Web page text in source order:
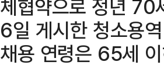
체협약으로 정년 70
6일 게시한 청소용
채용 연령은 65세